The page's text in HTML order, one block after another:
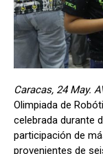
Caracas, 24 May.
Olimpiada de
celebrada durante
participación de
provenientes de